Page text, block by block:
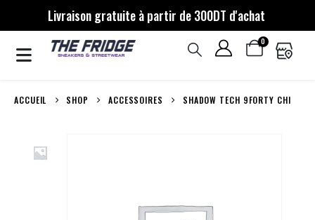
Livraison gratuite à partir de 300DT d'achat
0
ACCUEIL SHOP ACCESSOIRES SHADOW TECH 9FORTY CHI